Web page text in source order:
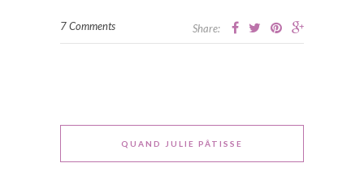
7 Comments Share:
QUAND JULIE PÂTISSE